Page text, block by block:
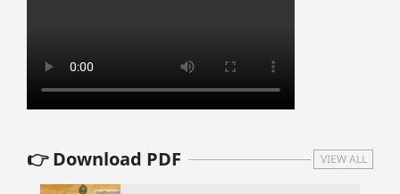
👉 Download PDF VIEW ALL